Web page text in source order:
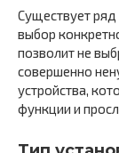
Существует
выбор
позволит не
совершенно
устройства,
функции и